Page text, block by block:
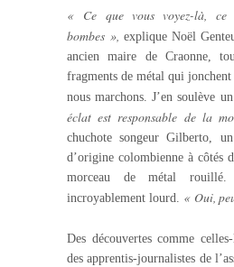
« Ce que vous voyez-là, ce
bombes », explique Noël
ancien maire de Craonne,
fragments de métal qui
nous marchons. J’en soulève
éclat est responsable de la
chuchote songeur Gilberto,
d’origine colombienne à côtés
morceau de métal
incroyablement lourd. « Oui,
Des découvertes comme
des apprentis-journalistes de